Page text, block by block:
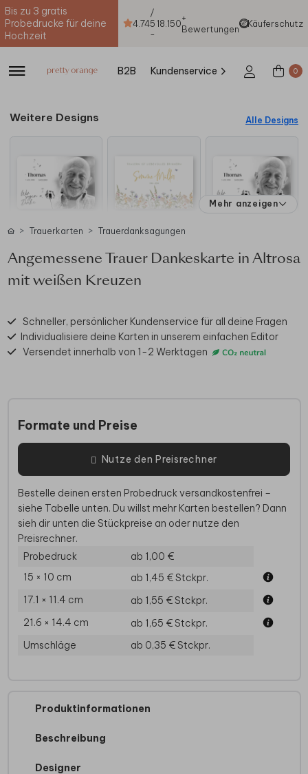
Bis zu 3 gratis
Probedrucke für deine
Hochzeit
4.74
/
5
-
18.150+
Bewertungen
Käuferschutz
B2B Kundenservice 0
Weitere Designs Alle Designs
Mehr anzeigen
Trauerkarten Trauerdanksagungen
Angemessene Trauer Dankeskarte in Altrosa
mit weißen Kreuzen
Schneller, persönlicher Kundenservice für all deine Fragen
Individualisiere deine Karten in unserem einfachen Editor
Versendet innerhalb von 1-2 Werktagen
Formate und Preise
Nutze den Preisrechner
Bestelle deinen ersten Probedruck versandkostenfrei –
siehe Tabelle unten. Du willst mehr Karten bestellen? Dann
sieh dir unten die Stückpreise an oder nutze den
Preisrechner.
Probedruck
ab 1,00 €
15 × 10 cm
ab 1,45 €Stckpr.
17.1 × 11.4 cm
ab 1,55 €Stckpr.
21.6 × 14.4 cm
ab 1,65 €Stckpr.
Umschläge
ab 0,35 €Stckpr.
Produktinformationen
Beschreibung
Designer